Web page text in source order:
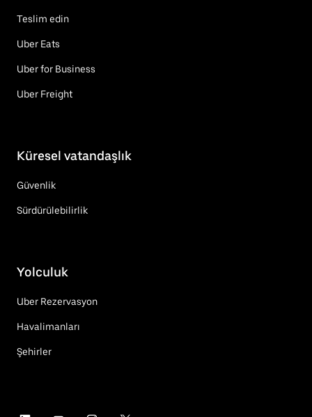
Teslim edin
Uber Eats
Uber for Business
Uber Freight
Küresel vatandaşlık
Güvenlik
Sürdürülebilirlik
Yolculuk
Uber Rezervasyon
Havalimanları
Şehirler